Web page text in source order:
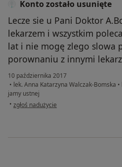
Konto zostało usunięte
Lecze sie u Pani Doktor
lekarzem i wszystkim
lat i nie mogę zlego slowa
porownaniu z innymi
10 października 2017
• lek. Anna Katarzyna Walczak-Bomska •
jamy ustnej
• w opinii użytkownika Konto zostało
zgłoś nadużycie